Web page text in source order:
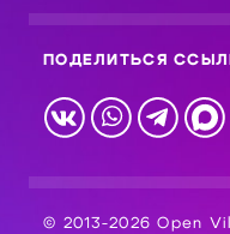
ПОДЕЛИТЬСЯ
© 2013-2026 Open